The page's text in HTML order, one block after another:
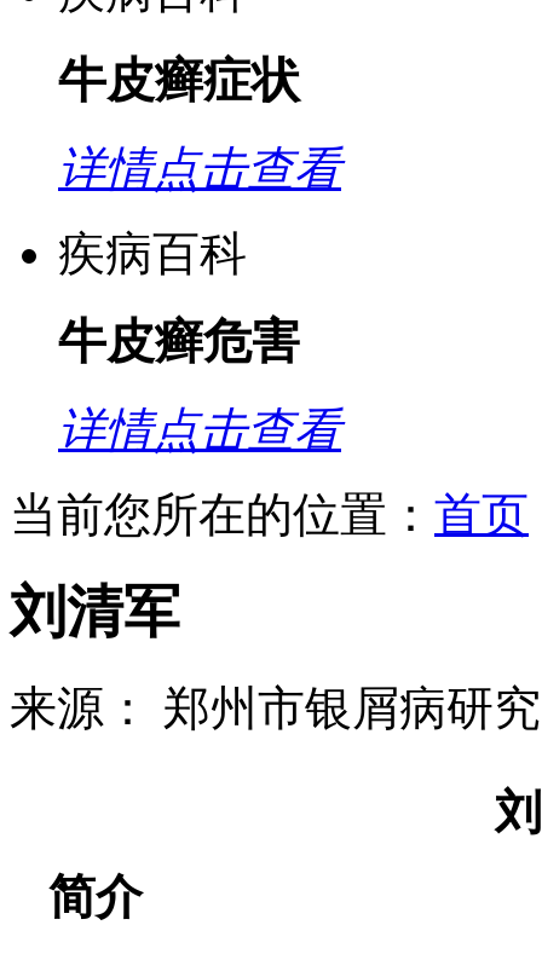
牛皮癣症状
详情点击查看
疾病百科
牛皮癣危害
详情点击查看
当前您所在的位置： 首页
刘清军
来源： 郑州市银屑病研
简介